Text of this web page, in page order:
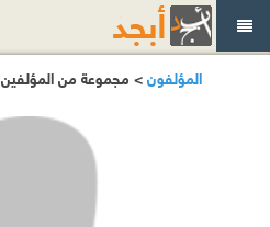
المؤلفون> مجموعة من المؤلفين